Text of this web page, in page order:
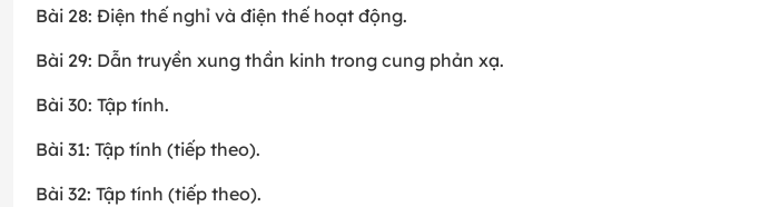
Bài 28: Điện thế nghỉ và điện thế hoạt động.
Bài 29: Dẫn truyền xung thần kinh trong cung phản xạ.
Bài 30: Tập tính.
Bài 31: Tập tính (tiếp theo).
Bài 32: Tập tính (tiếp theo).